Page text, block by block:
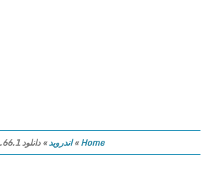
Home
»اندروید»دانلود Signal Private Messenger 4.66.1 – برنامه سیگنال مسنجر امن اندروید